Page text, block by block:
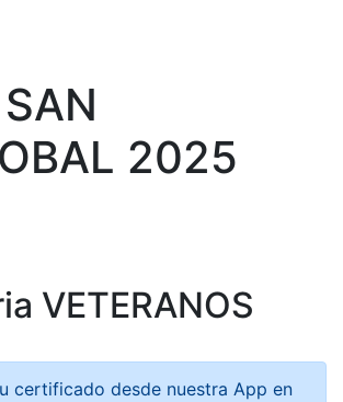
2025
VETERANOS
certificado desde nuestra App en